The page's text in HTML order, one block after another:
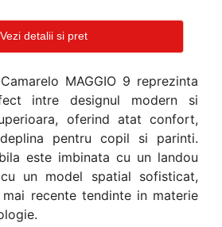
Vezi detalii si pret
MAGGIO 9 reprezinta
intre designul modern si
oferind atat confort,
pentru copil si parinti.
este imbinata cu un landou
un model spatial sofisticat,
recente tendinte in materie